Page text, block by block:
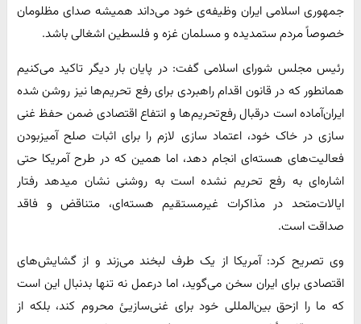
جمهوری اسلامی ایران وظیفه‌ی خود می‌داند همیشه صدای مظلومان
خصوصاً مردم ستمدیده و مسلمان غزه و فلسطین اشغالی باشد.
رئیس مجلس شورای اسلامی گفت: در پایان بار دیگر تاکید می‌کنیم
همانطور که در قانون اقدام راهبردی برای رفع تحریم‌ها نیز روشن شده
ایران‌آماده است درقبال رفع‌تحریم‌ها و انتفاع اقتصادی ضمن حفظ غنی
سازی در خاک خود، اعتماد سازی لازم را برای اثبات صلح آمیزبودن
فعالیت‌های هسته‌ای انجام دهد، اما همین که در طرح آمریکا حتی
اشاره‌ای به رفع تحریم نشده است به روشنی نشان میدهد رفتار
ایالات‌متحد در مذاکرات غیرمستقیم هسته‌ای، متناقض و فاقد
صداقت است.
وی تصریح کرد: آمریکا از یک طرف لبخند می‌زند و از گشایش‌های
اقتصادی برای ایران سخن می‌گوید، اما درعمل نه تنها بدنبال این است
که ما را ازحق بین‌المللی خود برای غنی‌سازیئ محروم کند، بلکه از